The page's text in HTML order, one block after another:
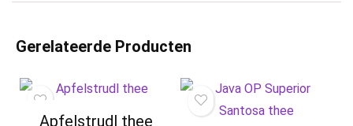
Gerelateerde Producten
Apfelstrudl thee